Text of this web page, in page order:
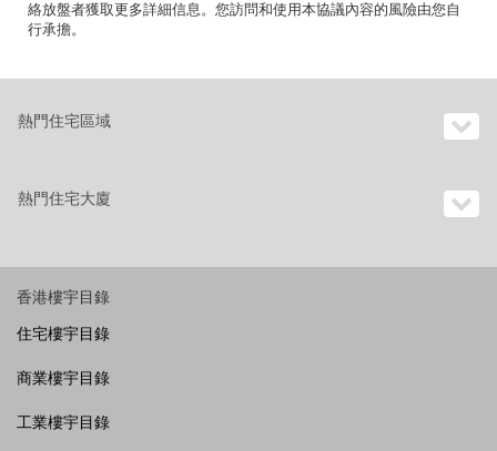
絡放盤者獲取更多詳細信息。您訪問和使用本協議內容的風險由您自
行承擔。
熱門住宅區域
熱門住宅大廈
香港樓宇目錄
住宅樓宇目錄
商業樓宇目錄
工業樓宇目錄